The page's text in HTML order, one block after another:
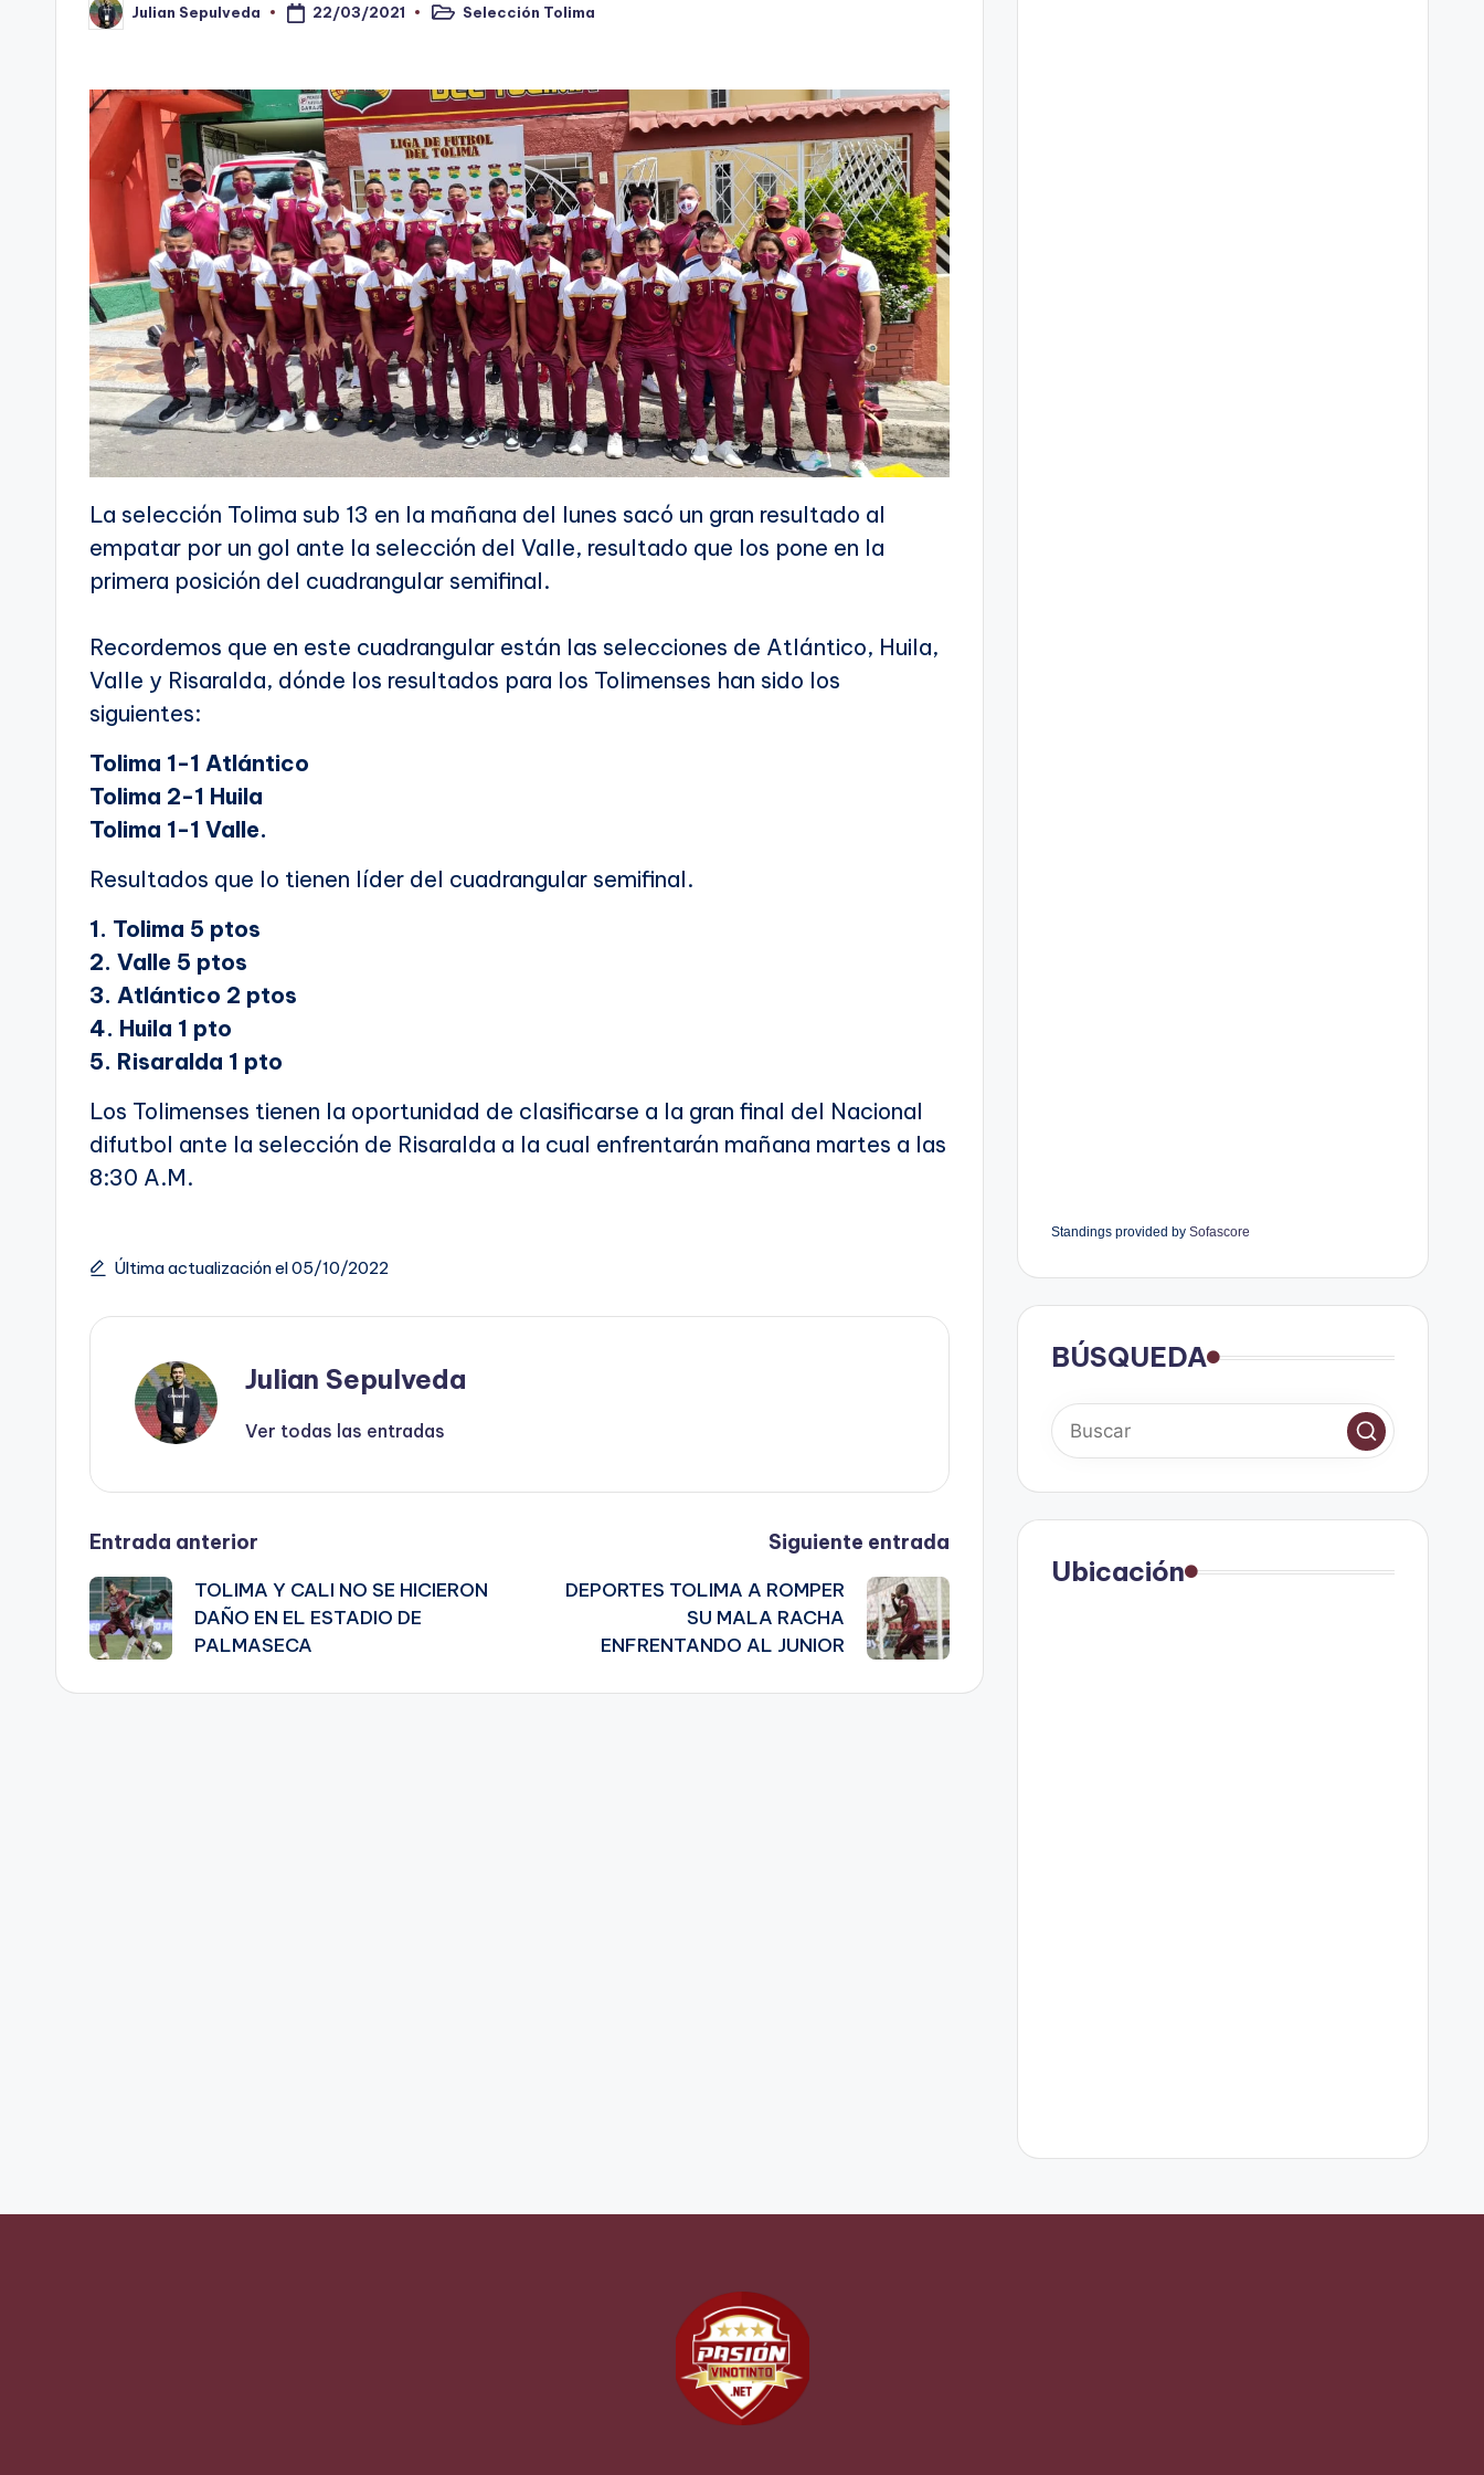
ti
Publicado
por
Julian Sepulveda 22/03/2021
Publicado
Selección Tolima
La selección Tolima sub 13 en la mañana del lunes sacó un gran resultado al
empatar por un gol ante la selección del Valle, resultado que los pone en la
primera posición del cuadrangular semifinal.
Recordemos que en este cuadrangular están las selecciones de Atlántico, Huila,
Valle y Risaralda, dónde los resultados para los Tolimenses han sido los
siguientes:
Tolima 1-1 Atlántico
Tolima 2-1 Huila
Tolima 1-1 Valle.
Resultados que lo tienen líder del cuadrangular semifinal.
1. Tolima 5 ptos
2. Valle 5 ptos
3. Atlántico 2 ptos
4. Huila 1 pto
5. Risaralda 1 pto
Los Tolimenses tienen la oportunidad de clasificarse a la gran final del Nacional
difutbol ante la selección de Risaralda a la cual enfrentarán mañana martes a las
8:30 A.M.
Última actualización el 05/10/2022
Julian Sepulveda
Ver todas las entradas
Navegación
de
entradas
Entrada anterior
TOLIMA Y CALI NO SE HICIERON
DAÑO EN EL ESTADIO DE
PALMASECA
Siguiente entrada
DEPORTES TOLIMA A ROMPER
SU MALA RACHA
ENFRENTANDO AL JUNIOR
Standings provided by Sofascore
BÚSQUEDA
Ubicación